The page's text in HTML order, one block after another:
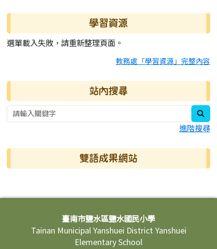
學習資源
選單載入失敗，請重新整理頁面。
教務處「學習資源」完整內容
站內搜尋
進階搜尋
雙語成果網站
頁尾區域內容臺南市鹽水區鹽水國民小學
Tainan Municipal Yanshuei District Yanshuei
Elementary School